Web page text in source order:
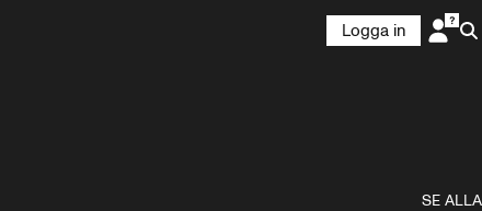
Logga in
SE ALLA